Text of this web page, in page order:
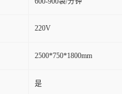
220V
2500*750*1800mm
是